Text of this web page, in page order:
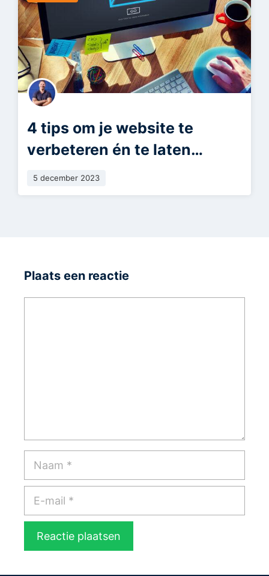
4 tips om je website te
verbeteren én te laten
groeien
5 december 2023
Plaats een reactie